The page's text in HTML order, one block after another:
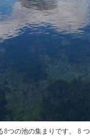
つの池の集まりです。 8